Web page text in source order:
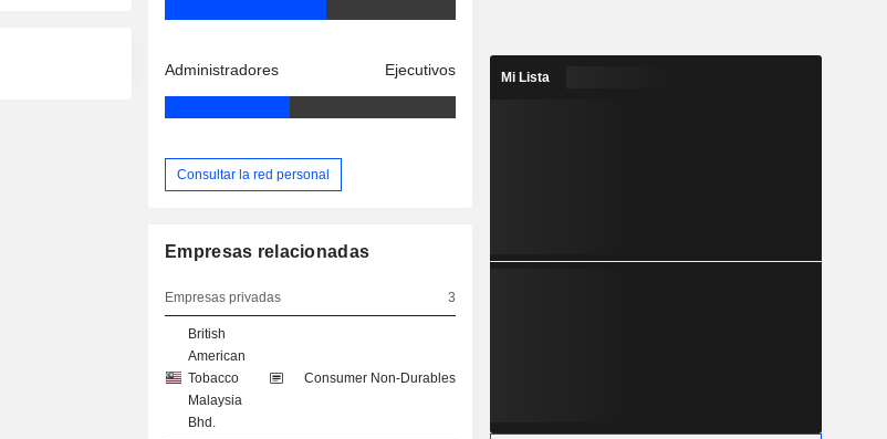
Administradores Ejecutivos
Consultar la red personal
Empresas relacionadas
Empresas privadas 3
British
American
Tobacco
Malaysia
Bhd.
Consumer Non-Durables
Mi Lista